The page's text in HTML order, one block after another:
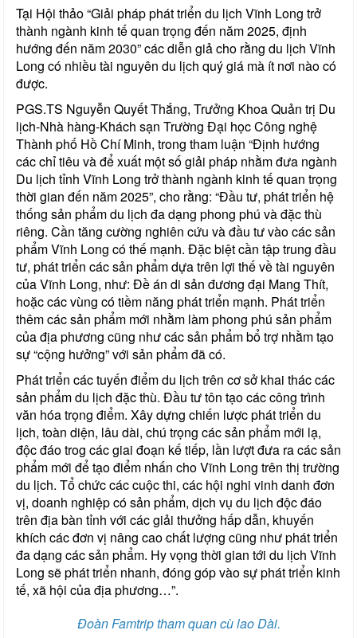
Tại Hội thảo “Giải pháp phát triển du lịch Vĩnh Long trở
thành ngành kinh tế quan trọng đến năm 2025, định
hướng đến năm 2030” các diễn giả cho rằng du lịch Vĩnh
Long có nhiều tài nguyên du lịch quý giá mà ít nơi nào có
được.
PGS.TS Nguyễn Quyết Thắng, Trưởng Khoa Quản trị Du
lịch-Nhà hàng-Khách sạn Trường Đại học Công nghệ
Thành phố Hồ Chí Minh, trong tham luận “Định hướng
các chỉ tiêu và để xuất một số giải pháp nhằm đưa ngành
Du lịch tỉnh Vĩnh Long trở thành ngành kinh tế quan trọng
thời gian đến năm 2025”, cho rằng: “Đầu tư, phát triển hệ
thống sản phẩm du lịch đa dạng phong phú và đặc thù
riêng. Cần tăng cường nghiên cứu và đầu tư vào các sản
phẩm Vĩnh Long có thế mạnh. Đặc biệt cần tập trung đầu
tư, phát triển các sản phẩm dựa trên lợi thế về tài nguyên
của Vĩnh Long, như: Đề án di sản đương đại Mang Thít,
hoặc các vùng có tiềm năng phát triển mạnh. Phát triển
thêm các sản phẩm mới nhằm làm phong phú sản phẩm
của địa phương cũng như các sản phẩm bổ trợ nhằm tạo
sự “cộng hưởng” với sản phẩm đã có.
Phát triển các tuyến điểm du lịch trên cơ sở khai thác các
sản phẩm du lịch đặc thù. Đầu tư tôn tạo các công trình
văn hóa trọng điểm. Xây dựng chiến lược phát triển du
lịch, toàn diện, lâu dài, chú trọng các sản phẩm mới lạ,
độc đáo trog các giai đoạn kế tiếp, lần lượt đưa ra các sản
phẩm mới để tạo điểm nhấn cho Vĩnh Long trên thị trường
du lịch. Tổ chức các cuộc thi, các hội nghi vinh danh đơn
vị, doanh nghiệp có sản phẩm, dịch vụ du lịch độc đáo
trên địa bàn tỉnh với các giải thưởng hấp dẫn, khuyến
khích các đơn vị nâng cao chất lượng cũng như phát triển
đa dạng các sản phẩm. Hy vọng thời gian tới du lịch Vĩnh
Long sẽ phát triển nhanh, đóng góp vào sự phát triển kinh
tế, xã hội của địa phương…”.
Đoàn Famtrip tham quan cù lao Dài.